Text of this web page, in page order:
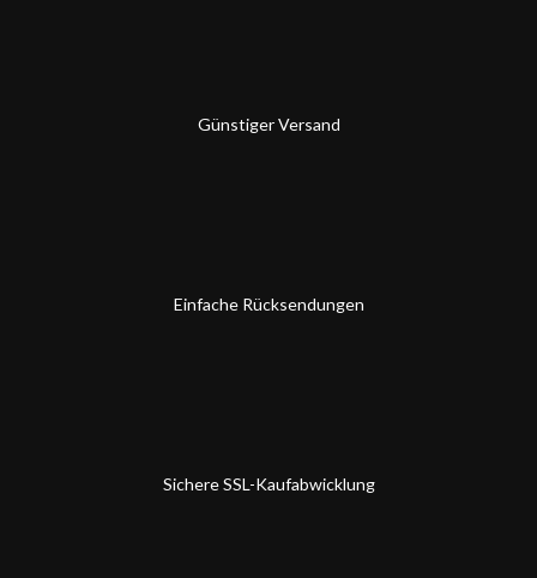
Günstiger Versand
Einfache Rücksendungen
Sichere SSL-Kaufabwicklung